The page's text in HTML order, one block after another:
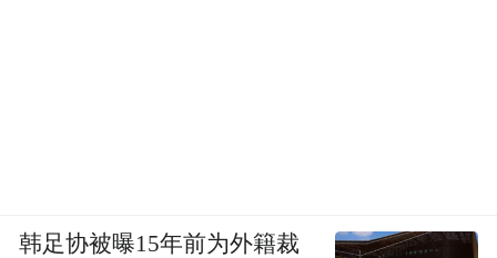
韩足协被曝15年前为外籍裁